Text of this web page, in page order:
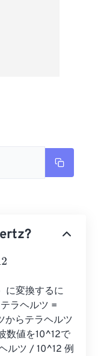
に変換するに
ラヘルツ =
からテラヘルツ
数値を10^12で
ルツ / 10^12 例